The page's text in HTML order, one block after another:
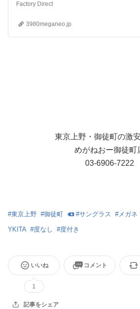
Factory Direct
3980meganeo.jp
東京上野・御徒町の激
めがねおー御徒町
03-6906-7222
#東京上野 #御徒町 #サングラス #メガネ
YKITA #度なし #度付き
いいね
1
コメント
記事をシェア